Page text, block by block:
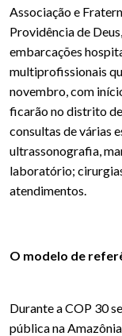
Associação e
Providência de
embarcações
multiprofissionais
novembro, com
ficarão no distrito
consultas de várias
ultrassonografia,
laboratório;
atendimentos.
O modelo de
Durante a COP 30
pública na